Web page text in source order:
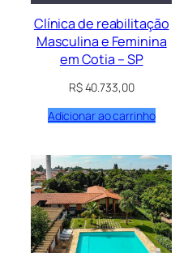
Clínica de reabilitação
Masculina e Feminina
em Cotia – SP
R$40.733,00
Adicionar ao carrinho